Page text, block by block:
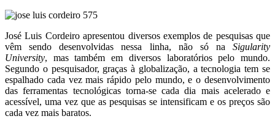
José Luis Cordeiro apresentou diversos exemplos de pesquisas que
vêm sendo desenvolvidas nessa linha, não só na Sigularity
University, mas também em diversos laboratórios pelo mundo.
Segundo o pesquisador, graças à globalização, a tecnologia tem se
espalhado cada vez mais rápido pelo mundo, e o desenvolvimento
das ferramentas tecnológicas torna-se cada dia mais acelerado e
acessível, uma vez que as pesquisas se intensificam e os preços são
cada vez mais baratos.